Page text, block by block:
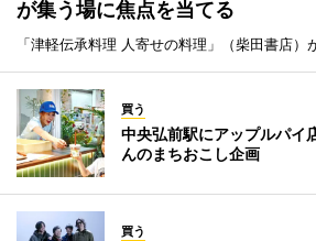
が集う場に焦点を当てる
「津軽伝承料理 人寄せの料理」（柴田書店）
買う
中央弘前駅にアップルパ
んのまちおこし企画
買う